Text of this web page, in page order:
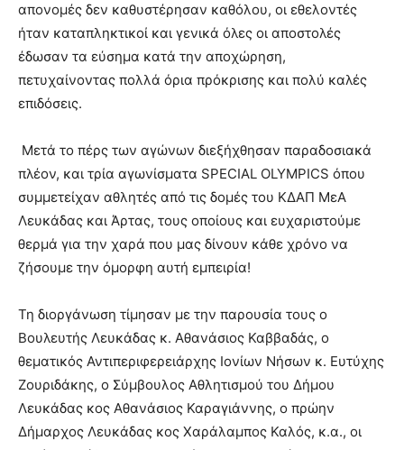
απονομές δεν καθυστέρησαν καθόλου, οι εθελοντές
ήταν καταπληκτικοί και γενικά όλες οι αποστολές
έδωσαν τα εύσημα κατά την αποχώρηση,
πετυχαίνοντας πολλά όρια πρόκρισης και πολύ καλές
επιδόσεις.
Μετά το πέρς των αγώνων διεξήχθησαν παραδοσιακά
πλέον, και τρία αγωνίσματα SPECIAL OLYMPICS όπου
συμμετείχαν αθλητές από τις δομές του ΚΔΑΠ ΜεΑ
Λευκάδας και Άρτας, τους οποίους και ευχαριστούμε
θερμά για την χαρά που μας δίνουν κάθε χρόνο να
ζήσουμε την όμορφη αυτή εμπειρία!
Τη διοργάνωση τίμησαν με την παρουσία τους ο
Βουλευτής Λευκάδας κ. Αθανάσιος Καββαδάς, ο
θεματικός Αντιπεριφερειάρχης Ιονίων Νήσων κ. Ευτύχης
Ζουριδάκης, ο Σύμβουλος Αθλητισμού του Δήμου
Λευκάδας κος Αθανάσιος Καραγιάννης, ο πρώην
Δήμαρχος Λευκάδας κος Χαράλαμπος Καλός, κ.α., οι